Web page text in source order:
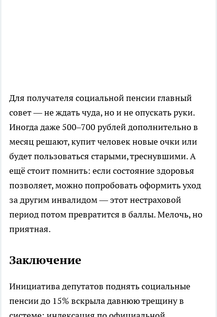
Для получателя социальной пенсии главный
совет — не ждать чуда, но и не опускать руки.
Иногда даже 500–700 рублей дополнительно в
месяц решают, купит человек новые очки или
будет пользоваться старыми, треснувшими. А
ещё стоит помнить: если состояние здоровья
позволяет, можно попробовать оформить уход
за другим инвалидом — этот нестраховой
период потом превратится в баллы. Мелочь, но
приятная.
Заключение
Инициатива депутатов поднять социальные
пенсии до 15% вскрыла давнюю трещину в